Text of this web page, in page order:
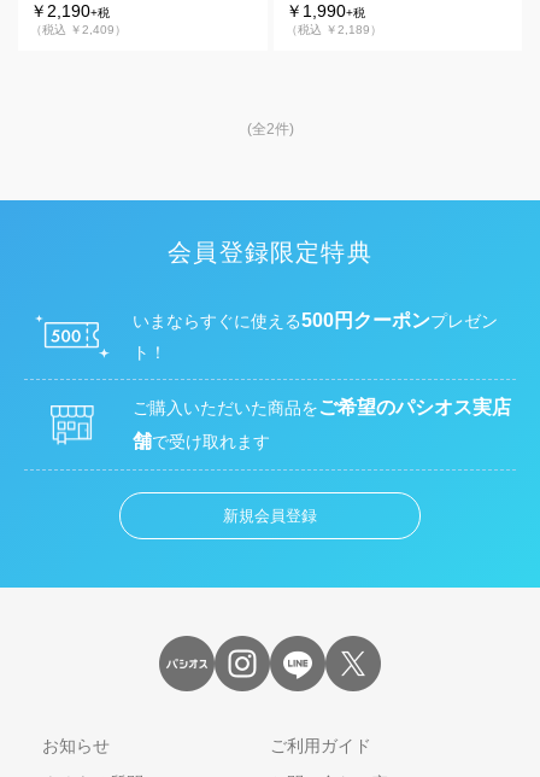
￥2,190+税
（税込 ￥2,409）
￥1,990+税
（税込 ￥2,189）
(全2件)
会員登録限定特典
いまならすぐに使える500円クーポンプレゼン
ト！
ご購入いただいた商品をご希望のパシオス実店
舗で受け取れます
新規会員登録
お知らせ
ご利用ガイド